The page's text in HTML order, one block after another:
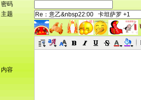
密码
主题
内容